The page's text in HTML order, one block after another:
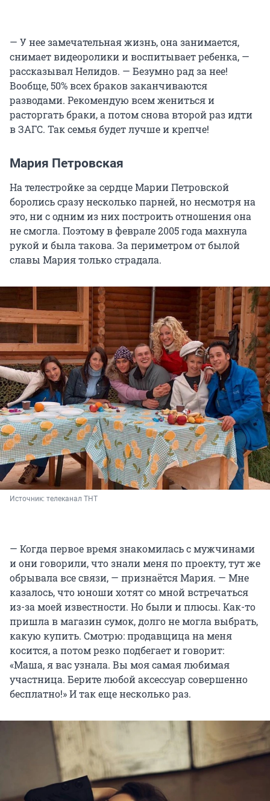
— У нее замечательная жизнь, она занимается,
снимает видеоролики и воспитывает ребенка, —
рассказывал Нелидов. — Безумно рад за нее!
Вообще, 50% всех браков заканчиваются
разводами. Рекомендую всем жениться и
расторгать браки, а потом снова второй раз идти
в ЗАГС. Так семья будет лучше и крепче!
Мария Петровская
На телестройке за сердце Марии Петровской
боролись сразу несколько парней, но несмотря на
это, ни с одним из них построить отношения она
не смогла. Поэтому в феврале 2005 года махнула
рукой и была такова. За периметром от былой
славы Мария только страдала.
Источник: телеканал ТНТ
— Когда первое время знакомилась с мужчинами
и они говорили, что знали меня по проекту, тут же
обрывала все связи, — признаётся Мария. — Мне
казалось, что юноши хотят со мной встречаться
из-за моей известности. Но были и плюсы. Как-то
пришла в магазин сумок, долго не могла выбрать,
какую купить. Смотрю: продавщица на меня
косится, а потом резко подбегает и говорит:
«Маша, я вас узнала. Вы моя самая любимая
участница. Берите любой аксессуар совершенно
бесплатно!» И так еще несколько раз.